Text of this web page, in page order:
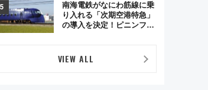
南海電鉄がなにわ筋線に乗
り入れる「次期空港特急」
の導入を決定！ピニンファ
VIEW ALL